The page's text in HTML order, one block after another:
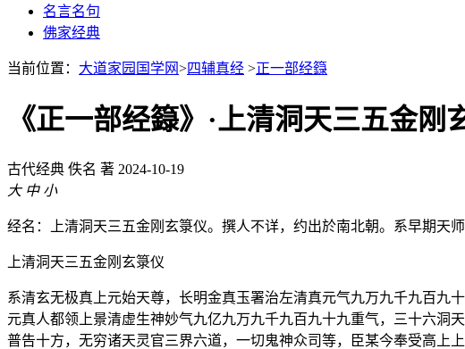
名言名句
佛家经典
当前位置： 大道家园国学网>四辅真经 >正一部经籙
《正一部经籙》·上清洞天三五金刚
古代经典 佚名 著 2024-10-19
大 中 小
经名：上清洞天三五金刚玄箓仪。撰人不详，约出於南北朝。系早期天
上清洞天三五金刚玄箓仪
系清玄无极真上元始天尊，长明金真玉署治左清真元气九万九千九百九
元真人都领上景清虚生神妙气九亿九万九千九百九十九重气，三十六洞
普告十方，无穷诸天灵官三界六道，一切鬼神众司等，臣某今奉受高上